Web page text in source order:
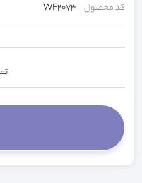
کد محصول WF2073